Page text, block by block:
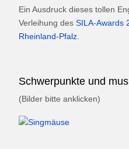
Ein Ausdruck dieses tollen
Verleihung des SILA-Awards
Rheinland-Pfalz
Schwerpunkte und
(Bilder bitte anklicken)